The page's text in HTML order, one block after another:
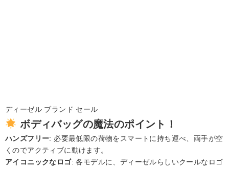
ディーゼル ブランド セール
ボディバッグの魔法のポイント！
ハンズフリー: 必要最低限の荷物をスマートに持ち運べ、両手が空
くのでアクティブに動けます。
アイコニックなロゴ: 各モデルに、ディーゼルらしいクールなロゴ